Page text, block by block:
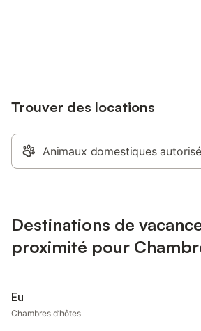
Trouver des locations
Animaux domestiques
Destinations de
proximité pour
Eu
Chambres d’hôtes